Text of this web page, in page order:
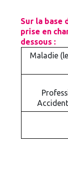
Sur la base
prise en
dessous :
Maladie